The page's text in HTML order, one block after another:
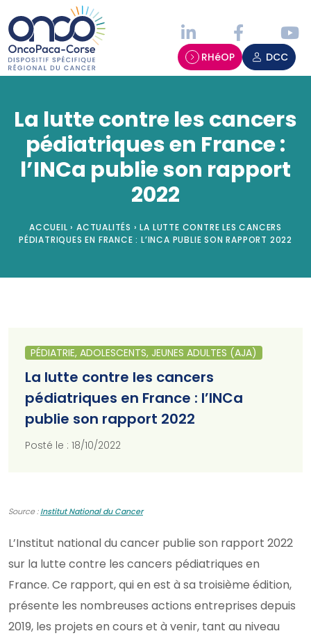
RHéOP DCC
La lutte contre les cancers
pédiatriques en France :
l’INCa publie son rapport
2022
ACCUEIL › ACTUALITÉS › LA LUTTE CONTRE LES CANCERS
PÉDIATRIQUES EN FRANCE : L’INCA PUBLIE SON RAPPORT 2022
PÉDIATRIE, ADOLESCENTS, JEUNES ADULTES (AJA)
La lutte contre les cancers
pédiatriques en France : l’INCa
publie son rapport 2022
Posté le : 18/10/2022
Source :Institut National du Cancer
L’Institut national du cancer publie son rapport 2022
sur la lutte contre les cancers pédiatriques en
France. Ce rapport, qui en est à sa troisième édition,
présente les nombreuses actions entreprises depuis
2019, les projets en cours et à venir, tant au niveau
Panneau de gestion des cookies